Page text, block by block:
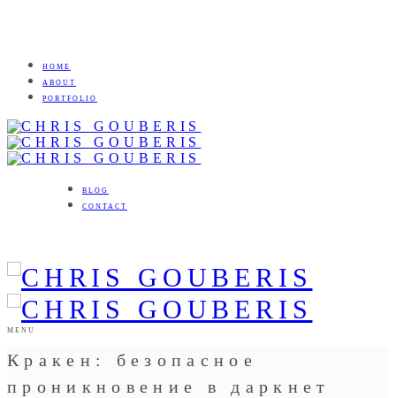
HOME
ABOUT
PORTFOLIO
BLOG
CONTACT
MENU
Кракен: безопасное
проникновение в даркнет